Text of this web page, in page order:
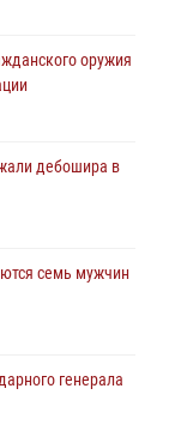
оружия
дебошира в
семь мужчин
генерала